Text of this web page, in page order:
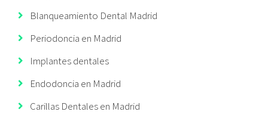
Blanqueamiento Dental Madrid
Periodoncia en Madrid
Implantes dentales
Endodoncia en Madrid
Carillas Dentales en Madrid